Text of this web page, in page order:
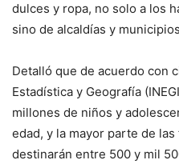
dulces y ropa, no solo a los
sino de alcaldías y
Detalló que de acuerdo con
Estadística y Geografía
millones de niños y
edad, y la mayor parte de
destinarán entre 500 y mil